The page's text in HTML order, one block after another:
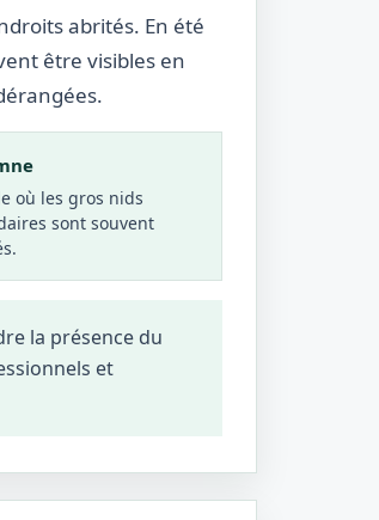
abrités. En été
être visibles en
où les gros nids
sont souvent
la présence du
et